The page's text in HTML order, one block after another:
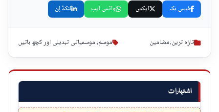
اشتہارات
فیس بک ایکس واٹس ایپ لنکڈ اِن
تازہ ترین,مضامین موسم، موسمیاتی تبدیلی اور کچھ باتیں